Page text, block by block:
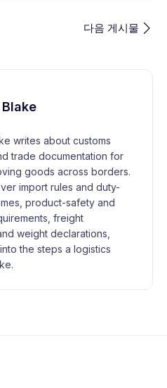
다음 게시물
writes about customs
trade documentation for
goods across borders.
import rules and duty-
product-safety and
freight
weight declarations,
the steps a logistics